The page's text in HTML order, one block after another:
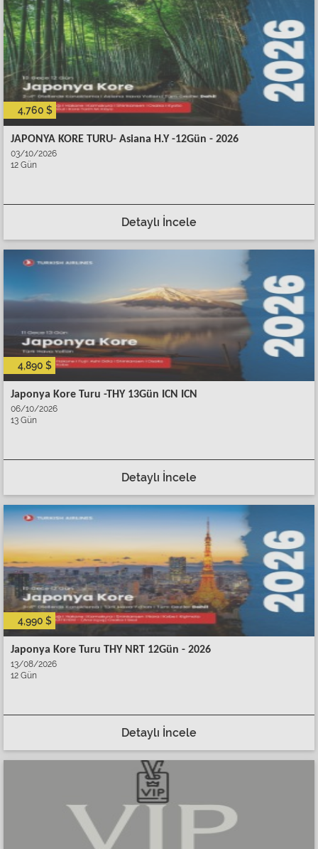
4,760 $
JAPONYA KORE TURU- Asiana H.Y -12Gün - 2026
03/10/2026
12 Gün
Detaylı İncele
4,890 $
Japonya Kore Turu -THY 13Gün ICN ICN
06/10/2026
13 Gün
Detaylı İncele
4,990 $
Japonya Kore Turu THY NRT 12Gün - 2026
13/08/2026
12 Gün
Detaylı İncele